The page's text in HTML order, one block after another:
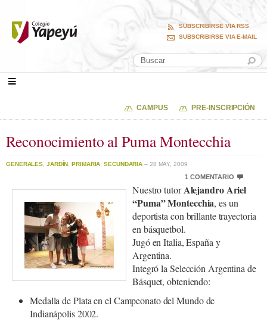
SUBSCRIBIRSE VIA RSS
SUBSCRIBIRSE VIA E-MAIL
CAMPUS PRE-INSCRIPCIÓN
Reconocimiento al Puma Montecchia
GENERALES JARDÍN ,PRIMARIA ,SECUNDARIA – 28 MAY, 2009
1 COMENTARIO
Nuestro tutorAlejandro Ariel
“Puma” Montecchia, es un
deportista con brillante trayectoria
en básquetbol.
Jugó en Italia, España y
Argentina.
Integró la Selección Argentina de
Básquet, obteniendo:
Medalla de Plata en el Campeonato del Mundo de
Indianápolis 2002.